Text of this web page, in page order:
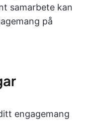
samarbete kan
på
engagemang